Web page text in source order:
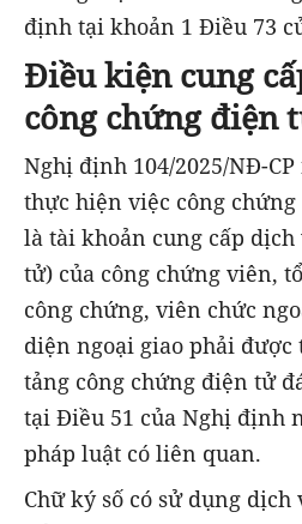
định tại khoản 1 Điều 73
Điều kiện cung
công chứng điện
Nghị định 104/2025/NĐ-
thực hiện việc công
là tài khoản cung cấp
tử) của công chứng viên,
công chứng, viên chức
diện ngoại giao phải được
tảng công chứng điện tử
tại Điều 51 của Nghị định
pháp luật có liên quan.
Chữ ký số có sử dụng